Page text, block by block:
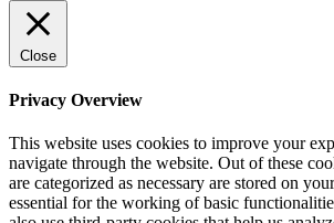
Close
Privacy Overview
This website uses cookies to improve your
navigate through the website. Out of these
are categorized as necessary are stored on
essential for the working of basic